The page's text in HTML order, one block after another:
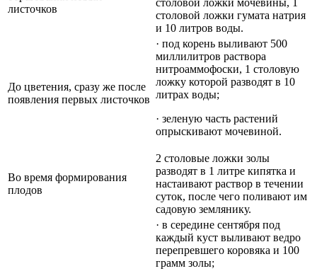
листочков
столовой ложки гумата натрия
и 10 литров воды.
До цветения, сразу же после
появления первых листочков
· под корень выливают 500
миллилитров раствора
нитроаммофоски, 1 столовую
ложку которой разводят в 10
литрах воды;
· зеленую часть растений
опрыскивают мочевиной.
Во время формирования
плодов
2 столовые ложки золы
разводят в 1 литре кипятка и
настаивают раствор в течении
суток, после чего поливают им
садовую землянику.
· в середине сентября под
каждый куст выливают ведро
перепревшего коровяка и 100
грамм золы;